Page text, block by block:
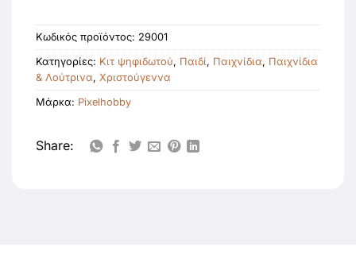
Κωδικός προϊόντος: 29001
Κατηγορίες: Κιτ ψηφιδωτού, Παιδί, Παιχνίδια, Παιχνίδια
& Λούτρινα, Χριστούγεννα
Μάρκα: Pixelhobby
Share: